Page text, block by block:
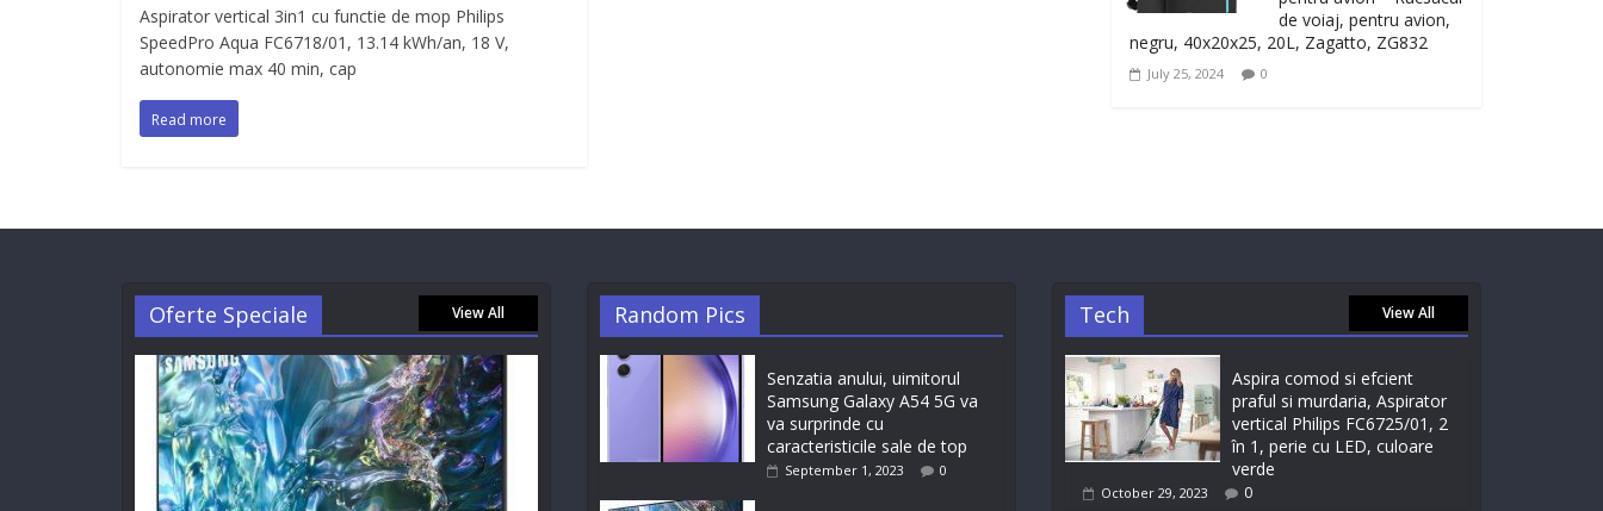
Aspirator vertical 3in1 cu functie de mop Philips
SpeedPro Aqua FC6718/01, 13.14 kWh/an, 18 V,
autonomie max 40 min, cap
Read more
de voiaj, pentru avion,
negru, 40x20x25, 20L, Zagatto, ZG832
July 25, 2024 0
Oferte Speciale View All Random Pics
Senzatia anului, uimitorul
Samsung Galaxy A54 5G va
va surprinde cu
caracteristicile sale de top
September 1, 2023 0
Tech View All
Aspira comod si efcient
praful si murdaria, Aspirator
vertical Philips FC6725/01, 2
în 1, perie cu LED, culoare
verde
October 29, 2023 0